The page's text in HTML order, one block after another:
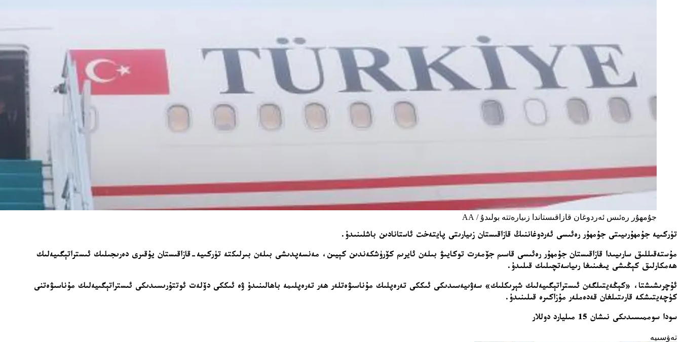
جۇمھۇر رەئىس ئەردوغان قازاقىستاندا زىيارەتتە بولىدۇ / AA
تۈركىيە جۇمھۇرىيىتى جۇمھۇر رەئىسى ئەردوغاننىڭ قازاقىستان زىيارىتى پايتەخت ئاستانادىن باشلىنىدۇ.
مۇستەقىللىق سارىيىدا قازاقىستان جۇمھۇر رەئىسى قاسىم جۆمەرت توكايىۋ بىلەن ئايرىم كۆرۈشكەندىن كېيىن، مەنسەپدىشى بىلەن بىرلىكتە تۈركىيە-قازاقىستان يۇقىرى دەرىجىلىك ئىستراتېگىيەلىك
ھەمكارلىق كېڭىشى يىغىنىغا رىياسەتچىلىك قىلىدۇ.
ئۇچرىشىشتا، «كېڭەيتىلگەن ئىستراتېگىيەلىك شېرىكلىك» سەۋىيەسىدىكى ئىككى تەرەپلىك مۇناسىۋەتلەر ھەر تەرەپلىمە باھالىنىدۇ ۋە ئىككى دۆلەت ئوتتۇرىسىدىكى ئىستراتېگىيەلىك مۇناسىۋەتنى
كۈچەيتىشكە قارىتىلغان قەدەملەر مۇزاكىرە قىلىنىدۇ.
سودا سوممىسىدىكى نىشان 15 مىليارد دوللار
تەۋسىيە